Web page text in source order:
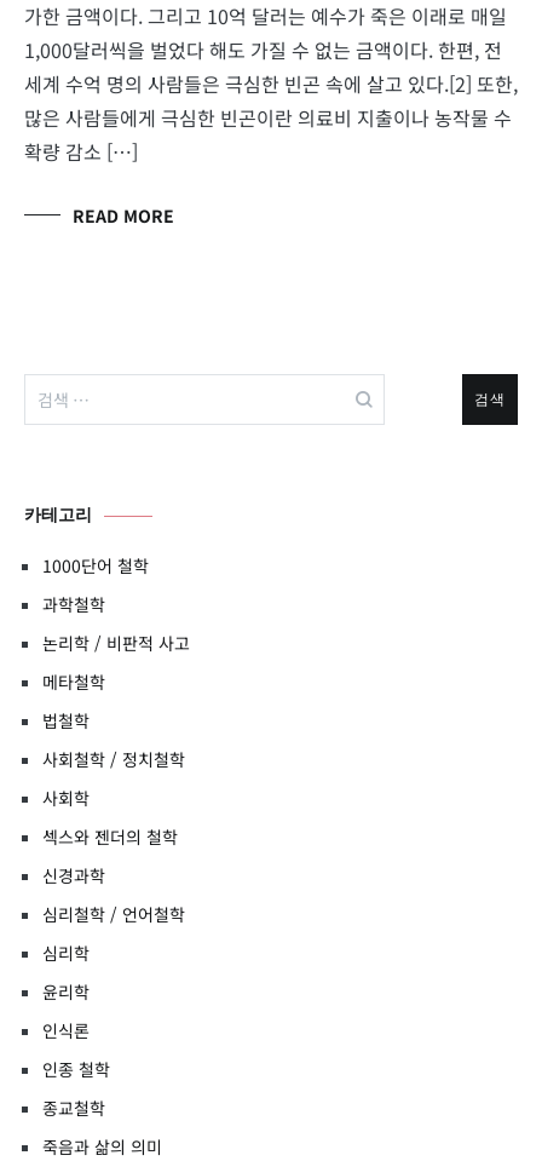
가한 금액이다. 그리고 10억 달러는 예수가 죽은 이래로 매일
1,000달러씩을 벌었다 해도 가질 수 없는 금액이다. 한편, 전
세계 수억 명의 사람들은 극심한 빈곤 속에 살고 있다.[2] 또한,
많은 사람들에게 극심한 빈곤이란 의료비 지출이나 농작물 수
확량 감소 […]
READ MORE
검
색:
카테고리
1000단어 철학
과학철학
논리학 / 비판적 사고
메타철학
법철학
사회철학 / 정치철학
사회학
섹스와 젠더의 철학
신경과학
심리철학 / 언어철학
심리학
윤리학
인식론
인종 철학
종교철학
죽음과 삶의 의미